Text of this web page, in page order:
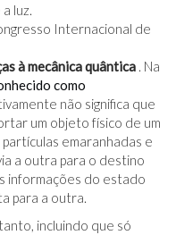
luz.
Internacional de
à mecânica quântica . Na
como
não significa que
um objeto físico de um
emaranhadas e
a outra para o destino
informações do estado
para a outra.
incluindo que só